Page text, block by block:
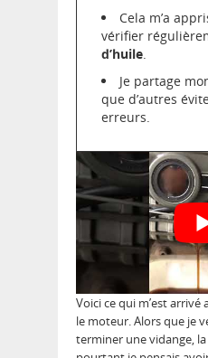
Cela m’a
vérifier
d’huile.
Je partage
que d’autres
erreurs.
Voici ce qui m’est arrivé
le moteur. Alors que je
terminer une vidange, la